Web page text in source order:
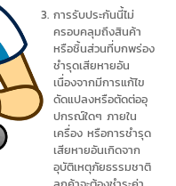
การรับประกันนี้ไม่
ครอบคลุมถึงสินค้า
หรือชิ้นส่วนที่บกพร่อง
ชำรุดเสียหายอัน
เนื่องจากมีการแก้ไข
ดัดแปลงหรือตัดต่ออุ
ปกรณ์ใดๆ ภายใน
เครื่อง หรือการชำรุด
เสียหายอันเกิดจาก
อุบัติเหตุภัยธรรมชาติ